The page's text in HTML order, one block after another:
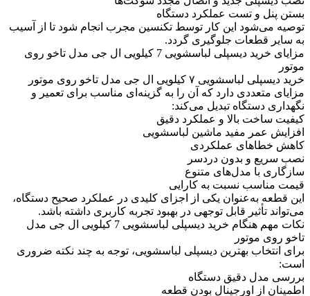
بستن پنل و تست عملکرد دستگاه
توصیه می‌شود این کار توسط تکنسین مجرب انجام شود تا از آسیب
به سایر قطعات جلوگیری گردد.
مزایای خرید دیسپلی لباسشویی 7 کیلویی ال جی مدل تاخو روی
موتور
خرید دیسپلی لباسشویی ۷ کیلویی ال جی مدل تاخو روی موتور
مزایای متعددی دارد که آن را به گزینه‌ای مناسب برای تعمیر و
نگهداری دستگاه تبدیل می‌کند:
کیفیت ساخت بالا و عملکرد دقیق
افزایش عمر مفید ماشین لباسشویی
کاهش خطاهای عملکردی
نصب سریع و بدون دردسر
سازگاری با مدل‌های متنوع
قیمت مناسب نسبت به کارایی
این قطعه به‌عنوان یکی از اجزای کلیدی در عملکرد صحیح دستگاه،
می‌تواند تأثیر قابل توجهی در بهبود تجربه کاربری داشته باشد.
نکات مهم هنگام خرید دیسپلی لباسشویی 7 کیلویی ال جی مدل
تاخو روی موتور
برای انتخاب بهترین دیسپلی لباسشویی، توجه به چند نکته ضروری
است:
بررسی مدل دقیق دستگاه
اطمینان از اورجینال بودن قطعه